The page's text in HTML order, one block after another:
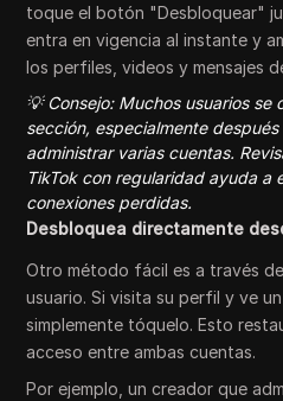
toque el botón "Desbloquear"
entra en vigencia al instante y
los perfiles, videos y mensajes
💡 Consejo: Muchos usuarios se
sección, especialmente
administrar varias cuentas.
TikTok con regularidad ayuda a
conexiones perdidas.
Desbloquea directamente
Otro método fácil es a través
usuario. Si visita su perfil y ve
simplemente tóquelo. Esto
acceso entre ambas cuentas.
Por ejemplo, un creador que